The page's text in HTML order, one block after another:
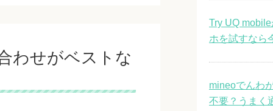
わせがベストな
Try UQ
ホを試すなら
mineoでんわ
不要？うまく